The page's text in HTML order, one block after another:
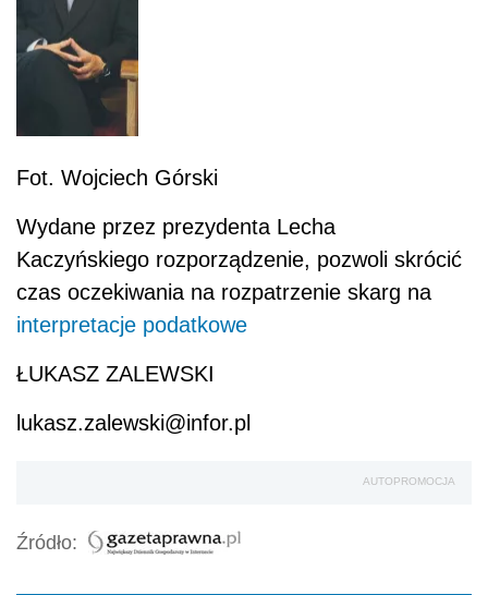
Fot. Wojciech Górski
Wydane przez prezydenta Lecha
Kaczyńskiego rozporządzenie, pozwoli skrócić
czas oczekiwania na rozpatrzenie skarg na
interpretacje podatkowe
ŁUKASZ ZALEWSKI
lukasz.zalewski@infor.pl
AUTOPROMOCJA
Źródło: